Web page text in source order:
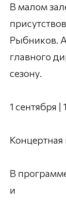
В малом
Рыбников.
главного
сезону.
1 сентября
В
и